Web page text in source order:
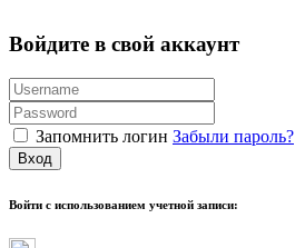
Войдите в свой аккаунт
Запомнить логин Забыли пароль?
Вход
Войти с использованием учетной записи: